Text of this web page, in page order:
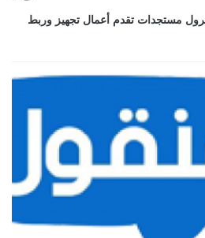
مستجدات تقدم أعمال تجهيز وربط